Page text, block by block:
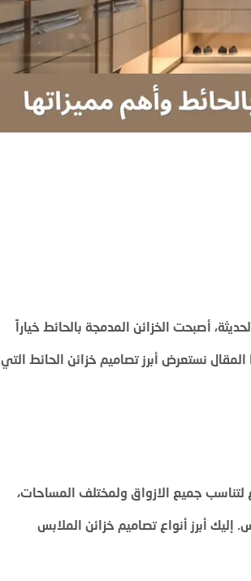
أصبحت الخزائن المدمجة بالحائط خياراً
نستعرض أبرز تصاميم خزائن الحائط التي
لتناسب جميع الازواق ولمختلف المساحات،
إليك أبرز أنواع تصاميم خزائن الملابس